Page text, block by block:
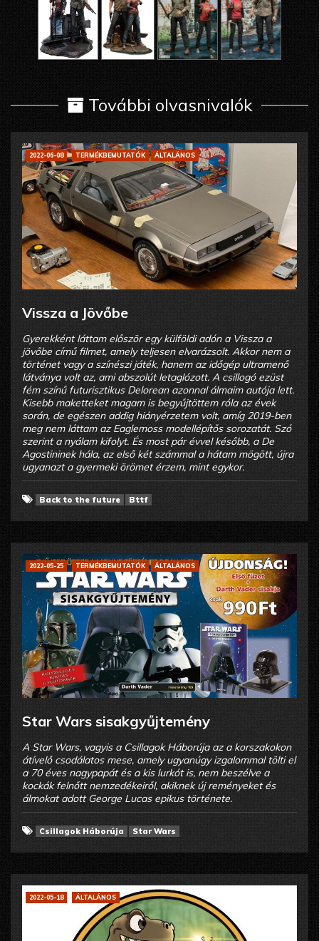
További olvasnivalók
2022-06-08 TERMÉKBEMUTATÓK ÁLTALÁNOS
Vissza a Jövőbe
Gyerekként láttam először egy külföldi adón a Vissza a
jövőbe című filmet, amely teljesen elvarázsolt. Akkor nem a
történet vagy a színészi játék, hanem az időgép ultramenő
látványa volt az, ami abszolút letaglózott. A csillogó ezüst
fém színű futurisztikus Delorean azonnal álmaim autója lett.
Kisebb maketteket magam is begyűjtöttem róla az évek
során, de egészen addig hiányérzetem volt, amíg 2019-ben
meg nem láttam az Eaglemoss modellépítős sorozatát. Szó
szerint a nyálam kifolyt. És most pár évvel később, a De
Agostininek hála, az első két számmal a hátam mögött, újra
ugyanazt a gyermeki örömet érzem, mint egykor.
Back to the future Bttf
2022-05-25 TERMÉKBEMUTATÓK ÁLTALÁNOS
Star Wars sisakgyűjtemény
A Star Wars, vagyis a Csillagok Háborúja az a korszakokon
átívelő csodálatos mese, amely ugyanúgy izgalommal tölti el
a 70 éves nagypapát és a kis lurkót is, nem beszélve a
kockák felnőtt nemzedékeiről, akiknek új reményeket és
álmokat adott George Lucas epikus története.
Csillagok Háborúja Star Wars
2022-05-18 ÁLTALÁNOS